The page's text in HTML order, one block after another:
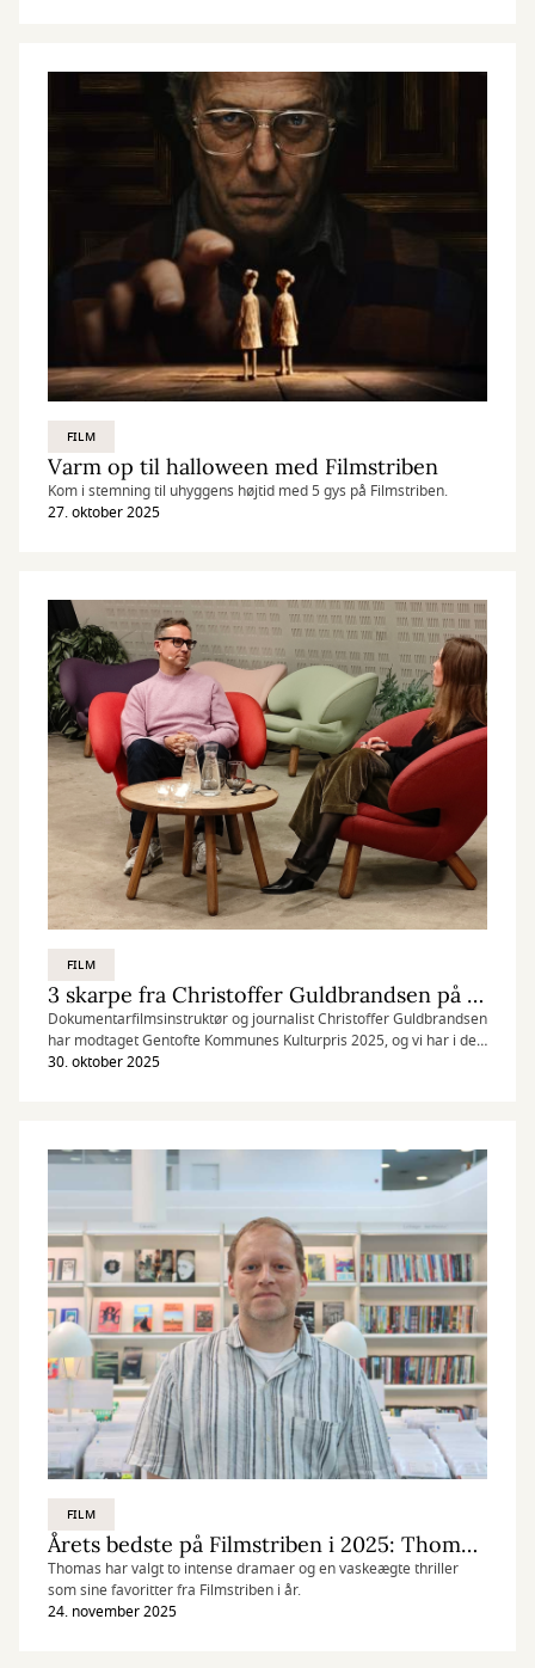
FILM
Varm op til halloween med Filmstriben
Kom i stemning til uhyggens højtid med 5 gys på Filmstriben.
27. oktober 2025
FILM
3 skarpe fra Christoffer Guldbrandsen på Filmstriben
Dokumentarfilmsinstruktør og journalist Christoffer Guldbrandsen
har modtaget Gentofte Kommunes Kulturpris 2025, og vi har i den
anledning fundet tre Guldbrandsen-film frem på Filmstriben.
30. oktober 2025
FILM
Årets bedste på Filmstriben i 2025: Thomas' top-3
Thomas har valgt to intense dramaer og en vaskeægte thriller
som sine favoritter fra Filmstriben i år.
24. november 2025